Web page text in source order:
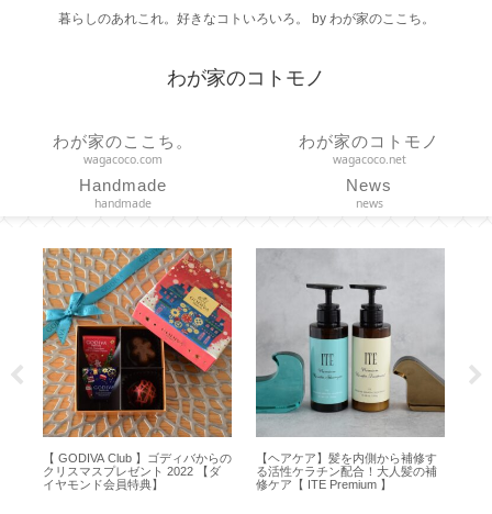
暮らしのあれこれ。好きなコトいろいろ。 by わが家のここち。
わが家のコトモノ
わが家のここち。
wagacoco.com
わが家のコトモノ
wagacoco.net
Handmade
handmade
News
news
Club 】ゴディバからの
マスプレゼント 2022 【ダ
ンド会員特典】
【ヘアケア】髪を内側から補修す
る活性ケラチン配合！大人髪の補
修ケア【 ITE Premium 】
【履くだけトレ
鍛える効果あり